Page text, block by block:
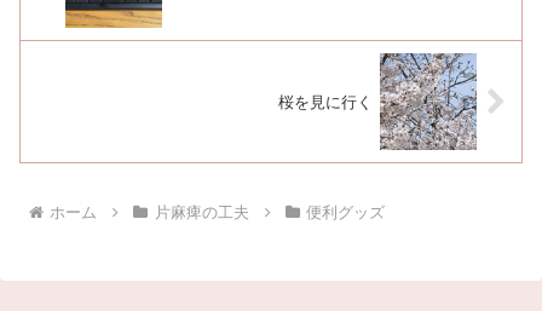
桜を見に行く
ホーム 片麻痺の工夫 便利グッズ